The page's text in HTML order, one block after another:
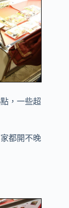
，一些超
都開不晚